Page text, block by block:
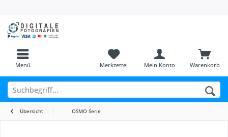
Menü Warenkorb
Merkzettel Mein Konto
Übersicht OSMO Serie